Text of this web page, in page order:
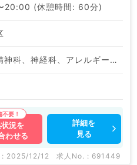
20:00 (休憩時間: 60分)
神経内科、精神科、神経科、アレルギー科、リウマチ科、小児科、整形外科、形成外科、美容外科、脳神経外科、呼吸器外科、心臓血管外科、小児外科、皮膚科、泌尿器科、産婦人科、産科、婦人科、眼科、耳鼻咽喉科、気管食道科、放射線科、リハビリテーション科、麻酔科、ペインクリニック、人工透析科、緩和ケア科、一般内科、循環器内科、呼吸器内科、消化器内科、内分泌・代謝内科、腎臓内科、老年内科、血液内科、外科系全般、一般外科、消化器外科、乳腺外科、総合診療科、美容皮膚科、健診・人間ドック、救急科・ＩＣＵ、病理科、基礎医学系、膠原病科、スポーツ整形外科、大腸・肛門外科、その他、産業医、科目不問
況を
わせる
詳細を
見る
: 2025/12/12 求人No. : 691449